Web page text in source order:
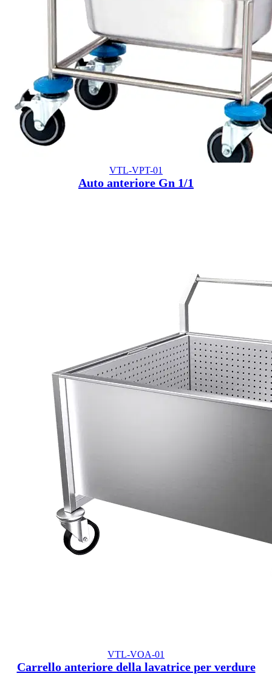
VTL-VPT-01
Auto anteriore Gn 1/1
VTL-VOA-01
Carrello anteriore della lavatrice per verdure